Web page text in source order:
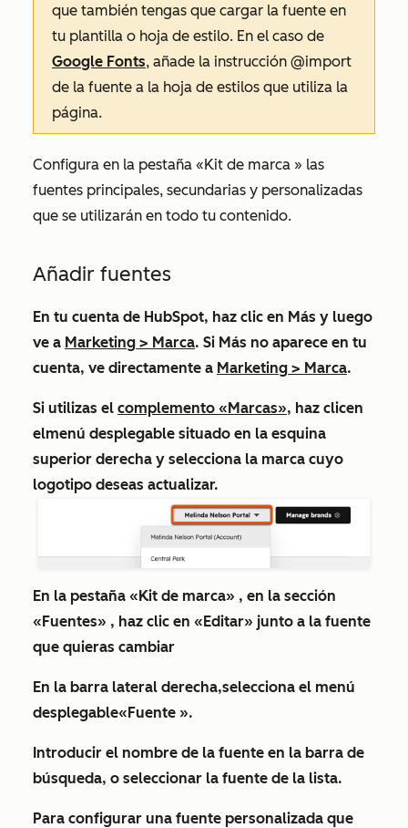
que también tengas que cargar la fuente en
tu plantilla o hoja de estilo. En el caso de
Google Fonts, añade la instrucción @import
de la fuente a la hoja de estilos que utiliza la
página.
Configura en la pestaña «Kit de marca » las
fuentes principales, secundarias y personalizadas
que se utilizarán en todo tu contenido.
Añadir fuentes
En tu cuenta de HubSpot, haz clic en Más y luego
ve a Marketing > Marca. Si Más no aparece en tu
cuenta, ve directamente a Marketing > Marca.
Si utilizas el complemento «Marcas», haz clicen
elmenú desplegable situado en la esquina
superior derecha y selecciona la marca cuyo
logotipo deseas actualizar.
En la pestaña «Kit de marca» , en la sección
«Fuentes» , haz clic en «Editar» junto a la fuente
que quieras cambiar
En la barra lateral derecha,selecciona el menú
desplegable«Fuente ».
Introducir el nombre de la fuente en la barra de
búsqueda, o seleccionar la fuente de la lista.
Para configurar una fuente personalizada que